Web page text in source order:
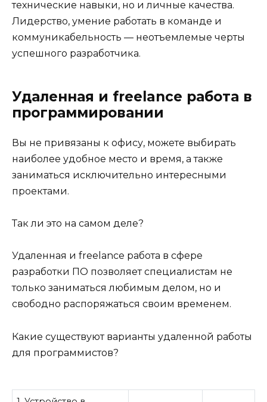
технические навыки, но и личные качества.
Лидерство, умение работать в команде и
коммуникабельность — неотъемлемые черты
успешного разработчика.
Удаленная и freelance работа в
программировании
Вы не привязаны к офису, можете выбирать
наиболее удобное место и время, а также
заниматься исключительно интересными
проектами.
Так ли это на самом деле?
Удаленная и freelance работа в сфере
разработки ПО позволяет специалистам не
только заниматься любимым делом, но и
свободно распоряжаться своим временем.
Какие существуют варианты удаленной работы
для программистов?